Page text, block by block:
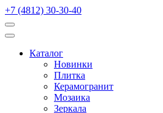
+7 (4812) 30-30-40
Каталог
Новинки
Плитка
Керамогранит
Мозаика
Зеркала